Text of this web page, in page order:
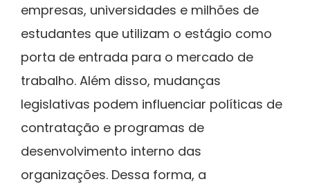
empresas, universidades e milhões de
estudantes que utilizam o estágio como
porta de entrada para o mercado de
trabalho. Além disso, mudanças
legislativas podem influenciar políticas de
contratação e programas de
desenvolvimento interno das
organizações. Dessa forma, a